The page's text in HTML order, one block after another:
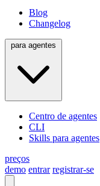
Blog
Changelog
Centro de agentes
CLI
Skills para agentes
preços
demo entrar registrar-se